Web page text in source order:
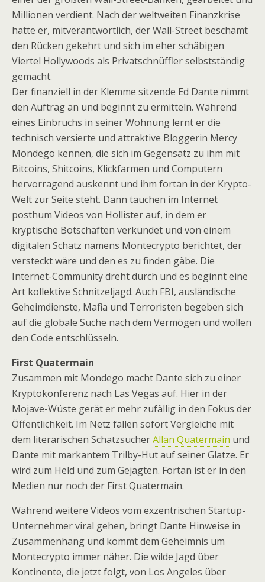
Millionen verdient. Nach der weltweiten Finanzkrise
hatte er, mitverantwortlich, der Wall-Street beschämt
den Rücken gekehrt und sich im eher schäbigen
Viertel Hollywoods als Privatschnüffler selbstständig
gemacht.
Der finanziell in der Klemme sitzende Ed Dante nimmt
den Auftrag an und beginnt zu ermitteln. Während
eines Einbruchs in seiner Wohnung lernt er die
technisch versierte und attraktive Bloggerin Mercy
Mondego kennen, die sich im Gegensatz zu ihm mit
Bitcoins, Shitcoins, Klickfarmen und Computern
hervorragend auskennt und ihm fortan in der Krypto-
Welt zur Seite steht. Dann tauchen im Internet
posthum Videos von Hollister auf, in dem er
kryptische Botschaften verkündet und von einem
digitalen Schatz namens Montecrypto berichtet, der
versteckt wäre und den es zu finden gäbe. Die
Internet-Community dreht durch und es beginnt eine
Art kollektive Schnitzeljagd. Auch FBI, ausländische
Geheimdienste, Mafia und Terroristen begeben sich
auf die globale Suche nach dem Vermögen und wollen
den Code entschlüsseln.
First Quatermain
Zusammen mit Mondego macht Dante sich zu einer
Kryptokonferenz nach Las Vegas auf. Hier in der
Mojave-Wüste gerät er mehr zufällig in den Fokus der
Öffentlichkeit. Im Netz fallen sofort Vergleiche mit
dem literarischen SchatzsucherAllan Quatermain und
Dante mit markantem Trilby-Hut auf seiner Glatze. Er
wird zum Held und zum Gejagten. Fortan ist er in den
Medien nur noch der First Quatermain.
Während weitere Videos vom exzentrischen Startup-
Unternehmer viral gehen, bringt Dante Hinweise in
Zusammenhang und kommt dem Geheimnis um
Montecrypto immer näher. Die wilde Jagd über
Kontinente, die jetzt folgt, von Los Angeles über